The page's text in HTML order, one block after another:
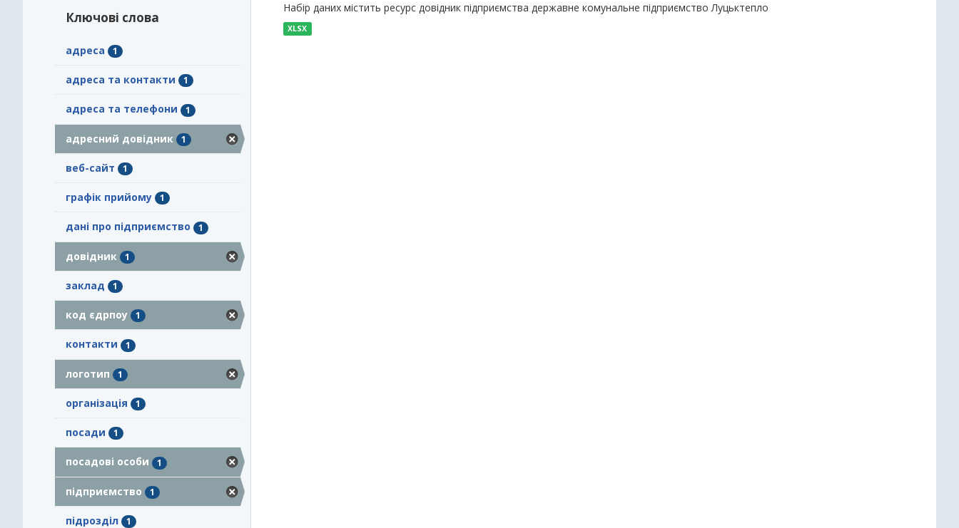
Ключові слова
адреса 1
адреса та контакти 1
адреса та телефони 1
адресний довідник 1
веб-сайт 1
графік прийому 1
дані про підприємство 1
довідник 1
заклад 1
код єдрпоу 1
контакти 1
логотип 1
організація 1
посади 1
посадові особи 1
підприємство 1
підрозділ 1
Набір даних містить ресурс довідник підприємства державне комунальне підприємство Луцьктепло
XLSX